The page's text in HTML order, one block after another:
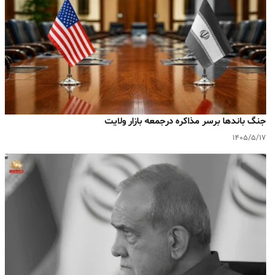
جنگ باندها برسر مذاکره درجمعه بازار ولایت
۱۴۰۵/۵/۱۷